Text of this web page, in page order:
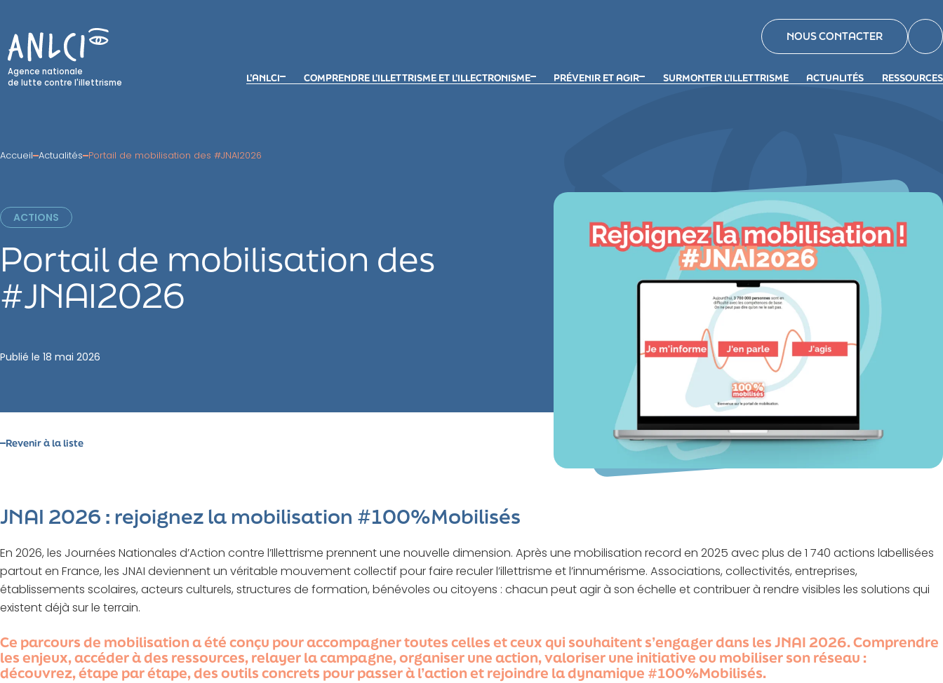
content
Agence nationale
de lutte contre l'illettrisme
L’ANLCI COMPRENDRE L’ILLETTRISME ET L’ILLECTRONISME PRÉVENIR ET AGIR SURMONTER L’ILLETTRISME ACTUALITÉS RESSOURCES
NOUS CONTACTER
Accueil Actualités Portail de mobilisation des #JNAI2026
ACTIONS
Portail de mobilisation des
#JNAI2026
Publié le 18 mai 2026
Revenir à la liste
JNAI 2026 : rejoignez la mobilisation #100%Mobilisés
En 2026, les Journées Nationales d’Action contre l’Illettrisme prennent une nouvelle dimension. Après une mobilisation record en 2025 avec plus de 1 740 actions labellisées
partout en France, les JNAI deviennent un véritable mouvement collectif pour faire reculer l’illettrisme et l’innumérisme. Associations, collectivités, entreprises,
établissements scolaires, acteurs culturels, structures de formation, bénévoles ou citoyens : chacun peut agir à son échelle et contribuer à rendre visibles les solutions qui
existent déjà sur le terrain.
Ce parcours de mobilisation a été conçu pour accompagner toutes celles et ceux qui souhaitent s’engager dans les JNAI 2026. Comprendre
les enjeux, accéder à des ressources, relayer la campagne, organiser une action, valoriser une initiative ou mobiliser son réseau :
découvrez, étape par étape, des outils concrets pour passer à l’action et rejoindre la dynamique #100%Mobilisés.